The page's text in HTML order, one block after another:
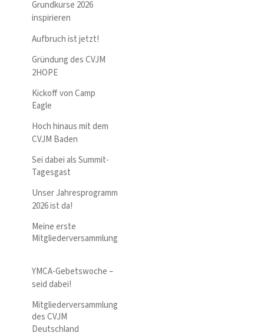
Grundkurse 2026
inspirieren
Aufbruch ist jetzt!
Gründung des CVJM
2HOPE
Kickoff von Camp
Eagle
Hoch hinaus mit dem
CVJM Baden
Sei dabei als Summit-
Tagesgast
Unser Jahresprogramm
2026 ist da!
Meine erste
Mitgliederversammlung
YMCA-Gebetswoche –
seid dabei!
Mitgliederversammlung
des CVJM
Deutschland